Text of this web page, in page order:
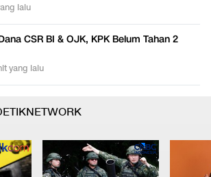
lalu
CSR BI & OJK, KPK Belum Tahan 2
yang lalu